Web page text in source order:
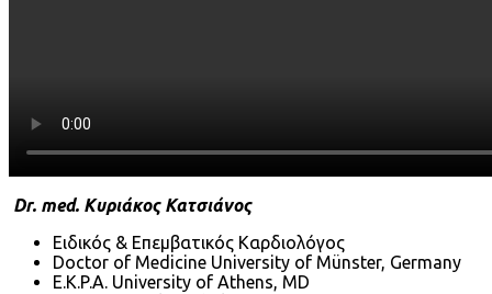
Dr. med. Κυριάκος Κατσιάνος
Ειδικός & Επεμβατικός Καρδιολόγος
Doctor of Medicine University of Münster, Germany
E.K.P.A. University of Athens, MD